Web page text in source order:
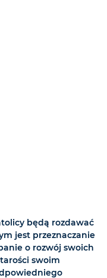
będą rozdawać
jest przeznaczanie
o rozwój swoich
swoim